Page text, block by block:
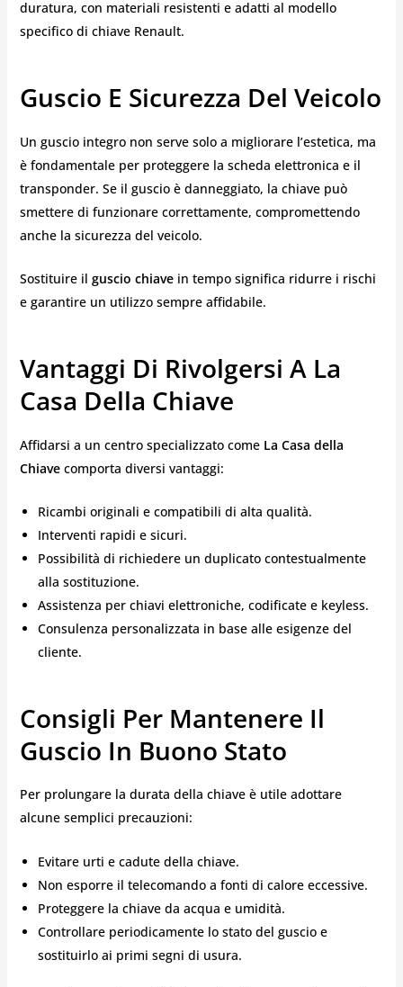
duratura, con materiali resistenti e adatti al modello
specifico di chiave Renault.
Guscio E Sicurezza Del Veicolo
Un guscio integro non serve solo a migliorare l’estetica, ma
è fondamentale per proteggere la scheda elettronica e il
transponder. Se il guscio è danneggiato, la chiave può
smettere di funzionare correttamente, compromettendo
anche la sicurezza del veicolo.
Sostituire il guscio chiave in tempo significa ridurre i rischi
e garantire un utilizzo sempre affidabile.
Vantaggi Di Rivolgersi A La
Casa Della Chiave
Affidarsi a un centro specializzato come La Casa della
Chiavecomporta diversi vantaggi:
Ricambi originali e compatibili di alta qualità.
Interventi rapidi e sicuri.
Possibilità di richiedere un duplicato contestualmente
alla sostituzione.
Assistenza per chiavi elettroniche, codificate e keyless.
Consulenza personalizzata in base alle esigenze del
cliente.
Consigli Per Mantenere Il
Guscio In Buono Stato
Per prolungare la durata della chiave è utile adottare
alcune semplici precauzioni:
Evitare urti e cadute della chiave.
Non esporre il telecomando a fonti di calore eccessive.
Proteggere la chiave da acqua e umidità.
Controllare periodicamente lo stato del guscio e
sostituirlo ai primi segni di usura.